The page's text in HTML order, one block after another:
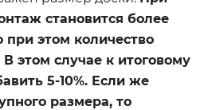
становится более
при этом количество
этом случае к итоговому
5-10%. Если же
размера, то